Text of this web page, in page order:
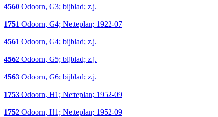
4560 Odoorn, G3; bijblad; z.j.
1751 Odoorn, G4; Netteplan; 1922-07
4561 Odoorn, G4; bijblad; z.j.
4562 Odoorn, G5; bijblad; z.j.
4563 Odoorn, G6; bijblad; z.j.
1753 Odoorn, H1; Netteplan; 1952-09
1752 Odoorn, H1; Netteplan; 1952-09